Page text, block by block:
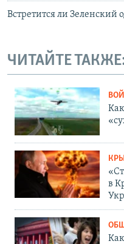
Встретится ли
ЧИТАЙТЕ ТАКЖЕ:
в